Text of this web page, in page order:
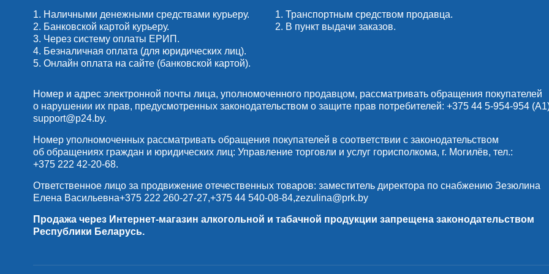
1. Наличными денежными средствами курьеру.
2. Банковской картой курьеру.
3. Через систему оплаты ЕРИП.
4. Безналичная оплата (для юридических лиц).
5. Онлайн оплата на сайте (банковской картой).
1. Транспортным средством продавца.
2. В пункт выдачи заказов.
Номер и адрес электронной почты лица, уполномоченного продавцом, рассматривать обращения покупателей
о нарушении их прав, предусмотренных законодательством о защите прав потребителей: +375 44 5-954-954
support@p24.by.
Номер уполномоченных рассматривать обращения покупателей в соответствии с законодательством
об обращениях граждан и юридических лиц: Управление торговли и услуг горисполкома, г. Могилёв, тел.:
+375 222 42-20-68.
Ответственное лицо за продвижение отечественных товаров: заместитель директора по снабжению Зезюлина
Елена Васильевна+375 222 260-27-27,+375 44 540-08-84,zezulina@prk.by
Продажа через Интернет-магазин алкогольной и табачной продукции запрещена законодательством
Республики Беларусь.